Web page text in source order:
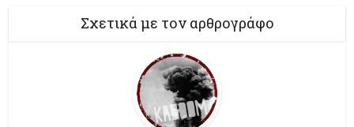
Σχετικά με τον αρθρογράφο